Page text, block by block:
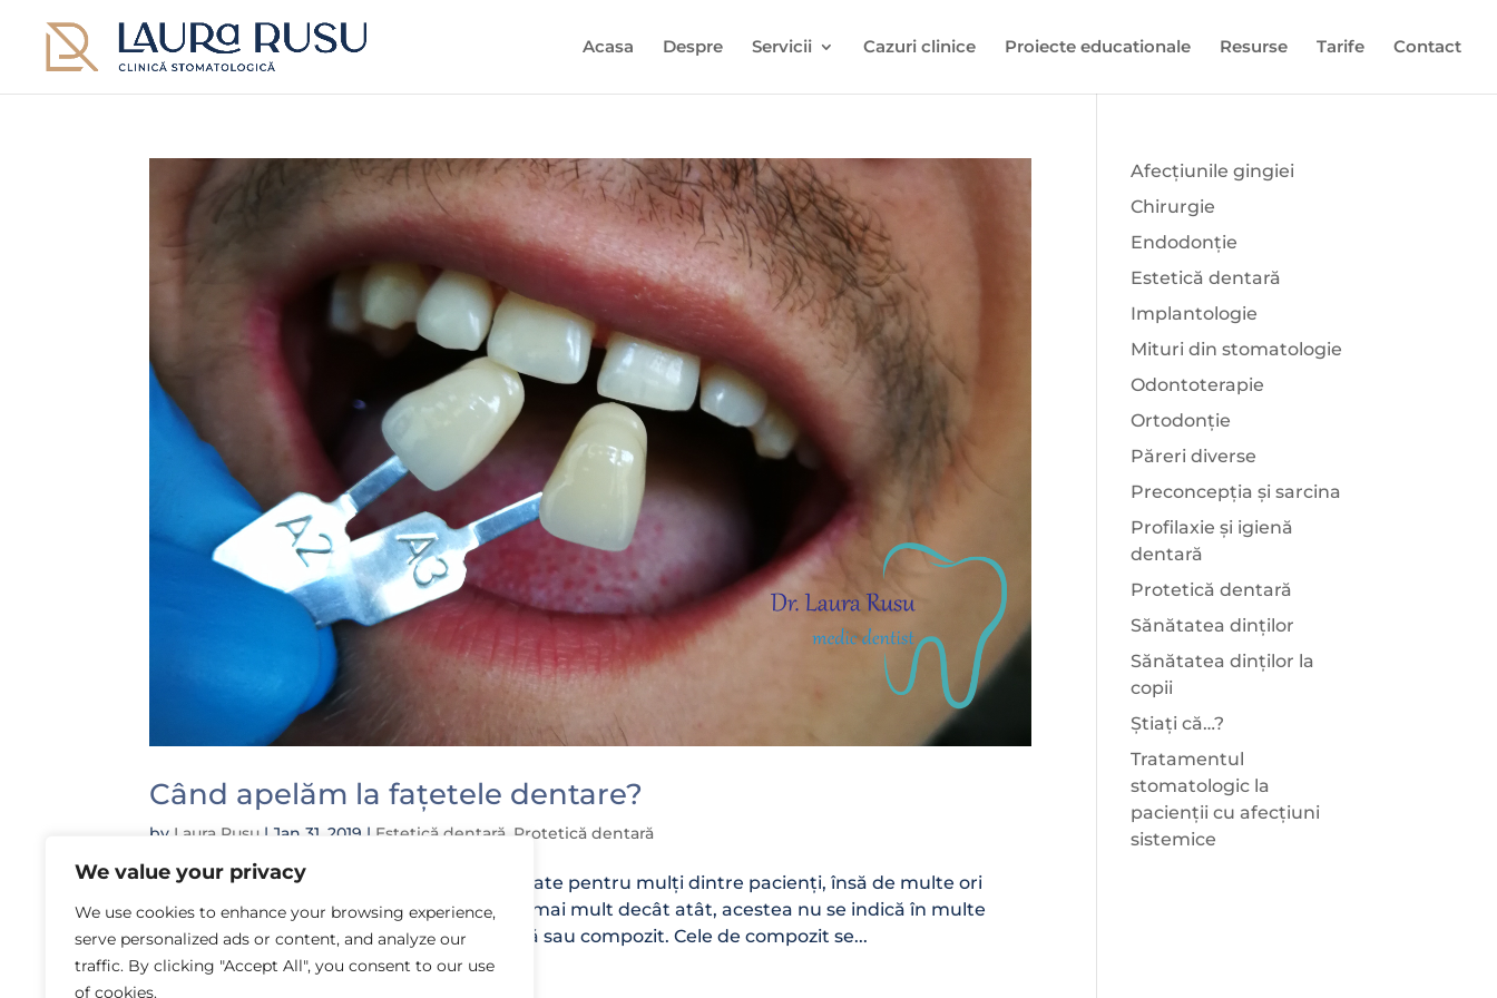
We value your privacy
We use cookies to enhance your browsing experience,
serve personalized ads or content, and analyze our
traffic. By clicking "Accept All", you consent to our use
of cookies.
Acasa Despre Servicii Cazuri clinice Proiecte educationale Resurse Tarife Contact
Când apelăm la fațetele dentare?
by Laura Rusu |Jan 31, 2019 | Estetică dentară Protetică dentară
Fațetele dentare nu mai reprezintă o noutate pentru mulți dintre pacienți, însă de multe ori
acestea nu rezolvă în totalitate problema, mai mult decât atât, acestea nu se indică în multe
cazuri! Fațetele dentare pot fi din ceramică sau compozit. Cele de compozit se...
Afecțiunile gingiei
Chirurgie
Endodonție
Estetică dentară
Implantologie
Mituri din stomatologie
Odontoterapie
Ortodonție
Păreri diverse
Preconcepția și sarcina
Profilaxie și igienă
dentară
Protetică dentară
Sănătatea dinților
Sănătatea dinților la
copii
Știați că…?
Tratamentul
stomatologic la
pacienții cu afecțiuni
sistemice